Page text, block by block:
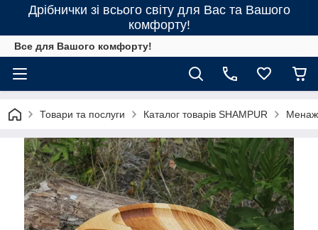
Дрібнички зі всього світу для Вас та Вашого
комфорту!
Все для Вашого комфорту!
Товари та послуги Каталог товарів SHAMPUR